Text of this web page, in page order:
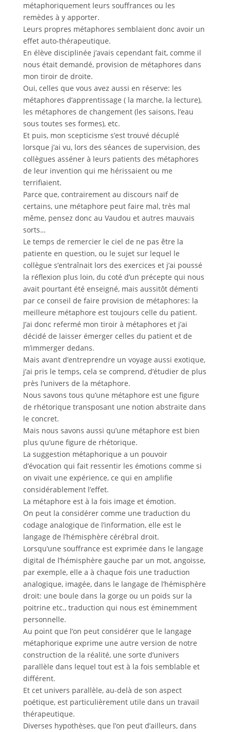
métaphoriquement leurs souffrances ou les
remèdes à y apporter.
Leurs propres métaphores semblaient donc avoir un
effet auto-thérapeutique.
En élève disciplinée j’avais cependant fait, comme il
nous était demandé, provision de métaphores dans
mon tiroir de droite.
Oui, celles que vous avez aussi en réserve: les
métaphores d’apprentissage ( la marche, la lecture),
les métaphores de changement (les saisons, l’eau
sous toutes ses formes), etc.
Et puis, mon scepticisme s’est trouvé décuplé
lorsque j’ai vu, lors des séances de supervision, des
collègues asséner à leurs patients des métaphores
de leur invention qui me hérissaient ou me
terrifiaient.
Parce que, contrairement au discours naïf de
certains, une métaphore peut faire mal, très mal
même, pensez donc au Vaudou et autres mauvais
sorts…
Le temps de remercier le ciel de ne pas être la
patiente en question, ou le sujet sur lequel le
collègue s’entraînait lors des exercices et j’ai poussé
la réflexion plus loin, du coté d’un précepte qui nous
avait pourtant été enseigné, mais aussitôt démenti
par ce conseil de faire provision de métaphores: la
meilleure métaphore est toujours celle du patient.
J’ai donc refermé mon tiroir à métaphores et j’ai
décidé de laisser émerger celles du patient et de
m’immerger dedans.
Mais avant d’entreprendre un voyage aussi exotique,
j’ai pris le temps, cela se comprend, d’étudier de plus
près l’univers de la métaphore.
Nous savons tous qu’une métaphore est une figure
de rhétorique transposant une notion abstraite dans
le concret.
Mais nous savons aussi qu’une métaphore est bien
plus qu’une figure de rhétorique.
La suggestion métaphorique a un pouvoir
d’évocation qui fait ressentir les émotions comme si
on vivait une expérience, ce qui en amplifie
considérablement l’effet.
La métaphore est à la fois image et émotion.
On peut la considérer comme une traduction du
codage analogique de l’information, elle est le
langage de l’hémisphère cérébral droit.
Lorsqu’une souffrance est exprimée dans le langage
digital de l’hémisphère gauche par un mot, angoisse,
par exemple, elle a à chaque fois une traduction
analogique, imagée, dans le langage de l’hémisphère
droit: une boule dans la gorge ou un poids sur la
poitrine etc., traduction qui nous est éminemment
personnelle.
Au point que l’on peut considérer que le langage
métaphorique exprime une autre version de notre
construction de la réalité, une sorte d’univers
parallèle dans lequel tout est à la fois semblable et
différent.
Et cet univers parallèle, au-delà de son aspect
poétique, est particulièrement utile dans un travail
thérapeutique.
Diverses hypothèses, que l’on peut d’ailleurs, dans